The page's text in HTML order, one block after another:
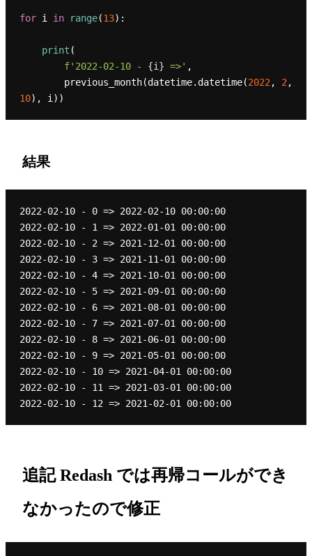
for i in range(13):
print (
f'2022-02-10 - {i} =>' ,
        previous_month(datetime.datetime(
2022 , 2
10
結果
2022-02-10 - 0 => 2022-02-10 00:00:00
2022-02-10 - 1 => 2022-01-01 00:00:00
2022-02-10 - 2 => 2021-12-01 00:00:00
2022-02-10 - 3 => 2021-11-01 00:00:00
2022-02-10 - 4 => 2021-10-01 00:00:00
2022-02-10 - 5 => 2021-09-01 00:00:00
2022-02-10 - 6 => 2021-08-01 00:00:00
2022-02-10 - 7 => 2021-07-01 00:00:00
2022-02-10 - 8 => 2021-06-01 00:00:00
2022-02-10 - 9 => 2021-05-01 00:00:00
2022-02-10 - 10 => 2021-04-01 00:00:00
2022-02-10 - 11 => 2021-03-01 00:00:00
2022-02-10 - 12 => 2021-02-01 00:00:00
追記 Redash では再帰コールができ
なかったので修正